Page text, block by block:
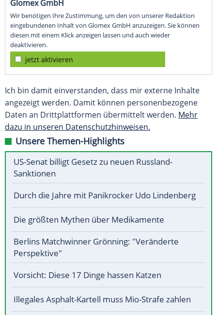
Glomex GmbH
Wir benötigen Ihre Zustimmung, um den von unserer Redaktion
eingebundenen Inhalt von Glomex GmbH anzuzeigen. Sie können
diesen mit einem Klick anzeigen lassen und auch wieder
deaktivieren.
jetzt aktivieren
Ich bin damit einverstanden, dass mir externe Inhalte
angezeigt werden. Damit können personenbezogene
Daten an Drittplattformen übermittelt werden. Mehr
dazu in unseren Datenschutzhinweisen.
Unsere Themen-Highlights
US-Senat billigt Gesetz zu neuen Russland-
Sanktionen
Durch die Jahre mit Panikrocker Udo Lindenberg
Die größten Mythen über Medikamente
Berlins Matchwinner Grönning: "Veränderte
Perspektive"
Vorsicht: Diese 17 Dinge hassen Katzen
Illegales Asphalt-Kartell muss Mio-Strafe zahlen